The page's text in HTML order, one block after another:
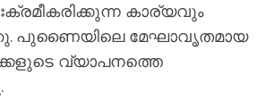
കാര്യവും
പുണൈയിലെ മേഘാവൃതമായ
വ്യാപനത്തെ